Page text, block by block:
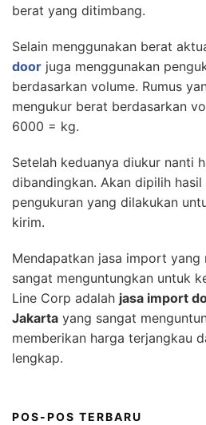
berat yang ditimbang.
Selain menggunakan berat
door juga menggunakan
berdasarkan volume. Rumus
mengukur berat berdasarkan
6000 = kg.
Setelah keduanya diukur nanti
dibandingkan. Akan dipilih
pengukuran yang dilakukan
kirim.
Mendapatkan jasa import yang
sangat menguntungkan untuk
Line Corp adalah jasa import
Jakarta yang sangat
memberikan harga terjangkau
lengkap.
POS-POS TERBARU